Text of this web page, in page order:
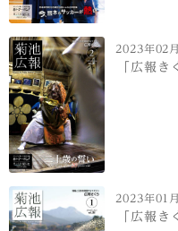
2023年02
「広報
2023年01
「広報